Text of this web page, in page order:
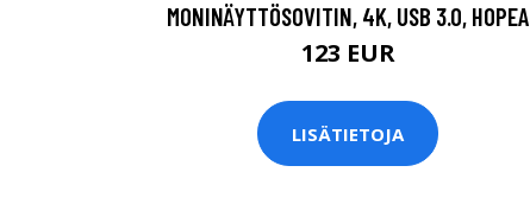
MONINÄYTTÖSOVITIN, 4K, USB 3.0, HOPEA
123 EUR
LISÄTIETOJA